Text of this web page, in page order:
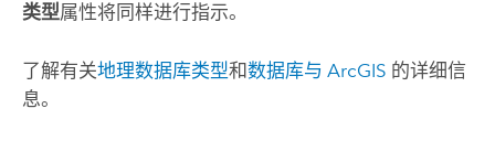
类型属性将同样进行指示。
了解有关地理数据库类型和数据库与 ArcGIS 的详细信
息。